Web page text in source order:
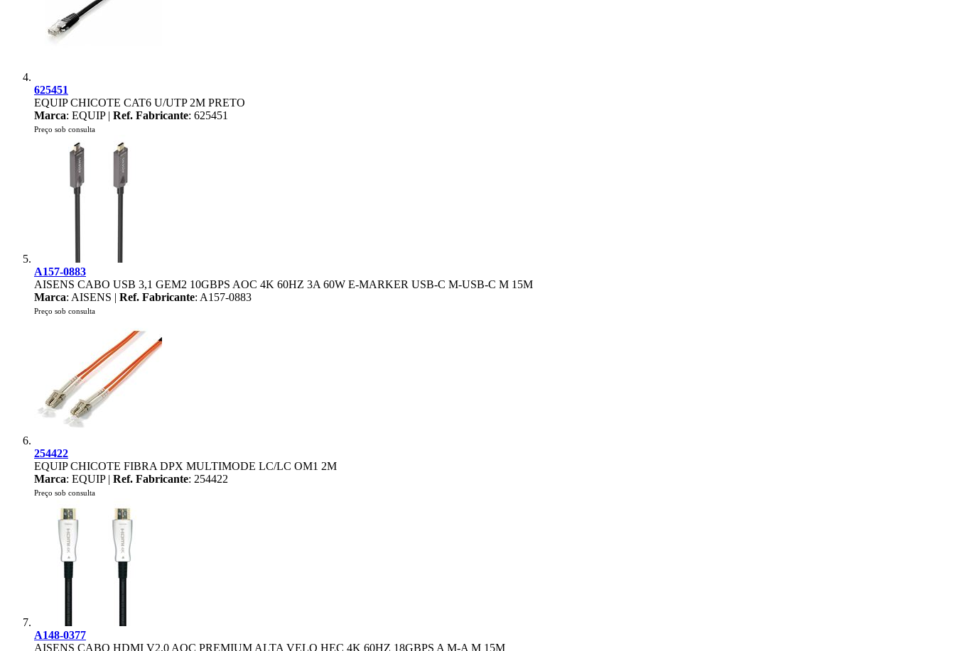
625451
EQUIP CHICOTE CAT6 U/UTP 2M PRETO
Marca: EQUIP | Ref. Fabricante: 625451
Preço sob consulta
A157-0883
AISENS CABO USB 3,1 GEM2 10GBPS AOC 4K 60HZ 3A 60W E-MARKER USB-C M-USB-C M 15M
Marca: AISENS | Ref. Fabricante: A157-0883
Preço sob consulta
254422
EQUIP CHICOTE FIBRA DPX MULTIMODE LC/LC OM1 2M
Marca: EQUIP | Ref. Fabricante: 254422
Preço sob consulta
A148-0377
AISENS CABO HDMI V2,0 AOC PREMIUM ALTA VELO HEC 4K 60HZ 18GBPS A M-A M 15M